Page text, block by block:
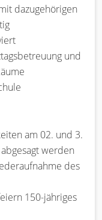
dazugehörigen
und
am 02. und 3.
werden
des
150-jähriges